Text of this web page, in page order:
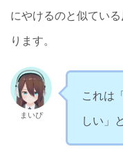
にやけるのと似てい
ります。
まいぴ
これは
しい」